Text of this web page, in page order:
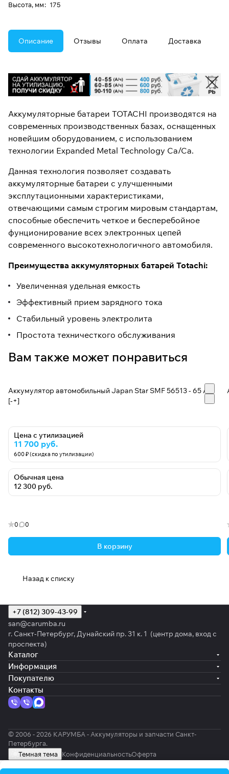
Высота, мм: 175
Описание Отзывы Оплата Доставка
Аккумуляторные батареи TOTACHI производятся на
современных производственных базах, оснащенных
новейшим оборудованием, с использованием
технологии Expanded Metal Technology Ca/Ca.
Данная технология позволяет создавать
аккумуляторные батареи с улучшенными
эксплутационными характеристиками,
отвечающими самым строгим мировым стандартам,
способные обеспечить четкое и бесперебойное
фунционирование всех электронных цепей
современного высокотехнологичного автомобиля.
Преимущества аккумуляторных батарей Totachi:
Увеличенная удельная емкость
Эффективный прием зарядного тока
Стабильный уровень электролита
Простота техничесткого обслуживания
Вам также может понравиться
Аккумулятор автомобильный Japan Star SMF 56513 - 65 А/ч
[-+]
Цена с утилизацией
11 700 руб.
600 ₽ (скидка по утилизации)
Обычная цена
12 300 руб.
0 0
В корзину
Назад к списку
+7 (812) 309-43-99
san@carumba.ru
г. Санкт-Петербург, Дунайский пр. 31 к. 1 (центр дома, вход с
проспекта)
Каталог
Информация
Покупателю
Контакты
© 2006 - 2026 КАРУМБА - Аккумуляторы и запчасти Санкт-
Петербурга.
Темная тема КонфиденциальностьОферта